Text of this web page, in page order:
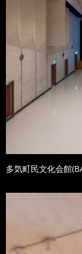
多気町民文化会館